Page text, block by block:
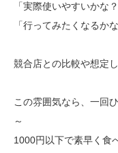
「実際使いやすいかな？
「行ってみたくなるかな
競合店との比較や想定
この雰囲気なら、一回
～
1000円以下で素早く食